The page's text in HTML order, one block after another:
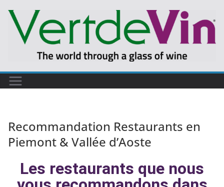
Recommandation Restaurants en
Piemont & Vallée d’Aoste
Les restaurants que nous